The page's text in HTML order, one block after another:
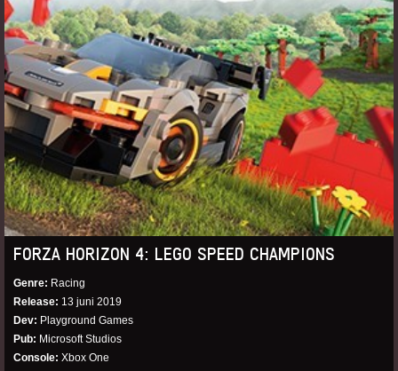
FORZA HORIZON 4: LEGO SPEED CHAMPIONS
Genre
Racing
Release 13 juni 2019
Dev
Playground Games
Pub
Microsoft Studios
Console Xbox One